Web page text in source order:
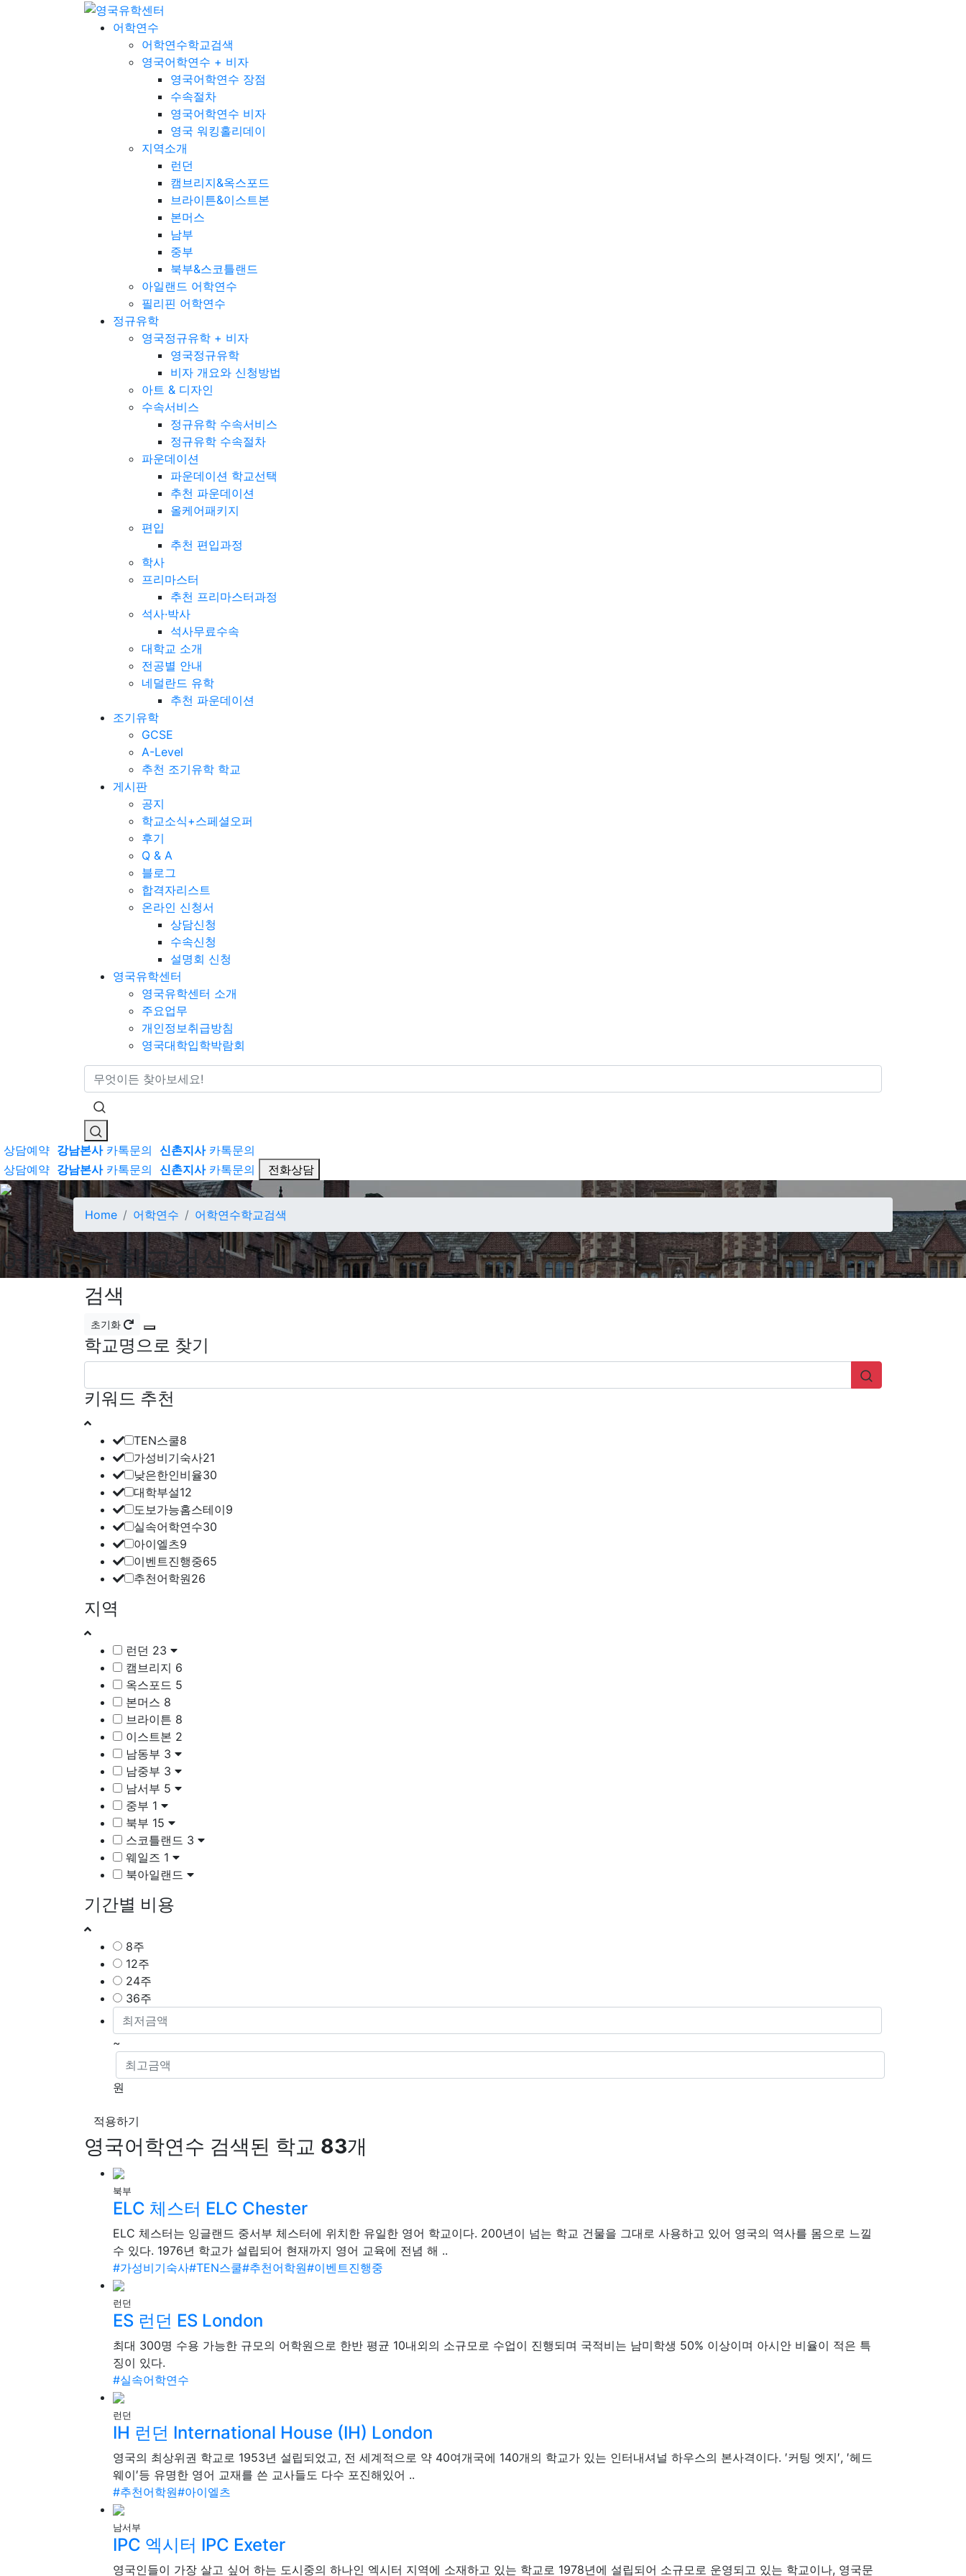
어학연수
어학연수학교검색
영국어학연수 + 비자
영국어학연수 장점
수속절차
영국어학연수 비자
영국 워킹홀리데이
지역소개
런던
캠브리지&옥스포드
브라이튼&이스트본
본머스
남부
중부
북부&스코틀랜드
아일랜드 어학연수
필리핀 어학연수
정규유학
영국정규유학 + 비자
영국정규유학
비자 개요와 신청방법
아트 & 디자인
수속서비스
정규유학 수속서비스
정규유학 수속절차
파운데이션
파운데이션 학교선택
추천 파운데이션
올케어패키지
편입
추천 편입과정
학사
프리마스터
추천 프리마스터과정
석사·박사
석사무료수속
대학교 소개
전공별 안내
네덜란드 유학
추천 파운데이션
조기유학
GCSE
A-Level
추천 조기유학 학교
게시판
공지
학교소식+스페셜오퍼
후기
Q & A
블로그
합격자리스트
온라인 신청서
상담신청
수속신청
설명회 신청
영국유학센터
영국유학센터 소개
주요업무
개인정보취급방침
영국대학입학박람회
통합검색
상담예약 강남본사카톡문의 신촌지사카톡문의
상담예약 강남본사카톡문의 신촌지사카톡문의 전화상담
Home 어학연수 어학연수학교검색
어학연수학교검색
검색
초기화
학교명으로 찾기
키워드 추천
TEN스쿨8
가성비기숙사21
낮은한인비율30
대학부설12
도보가능홈스테이9
실속어학연수30
아이엘츠9
이벤트진행중65
추천어학원26
지역
런던 23
캠브리지 6
옥스포드 5
본머스 8
브라이튼 8
이스트본 2
남동부 3
남중부 3
남서부 5
중부 1
북부 15
스코틀랜드 3
웨일즈 1
북아일랜드
기간별 비용
8주
12주
24주
36주
~
원
적용하기
영국어학연수 검색된 학교 83개
북부
ELC 체스터 ELC Chester
ELC 체스터는 잉글랜드 중서부 체스터에 위치한 유일한 영어 학교이다. 200년이 넘는 학교 건물을 그대로 사용하고 있어 영국의 역사를 몸으로 느낄
수 있다. 1976년 학교가 설립되어 현재까지 영어 교육에 전념 해 ..
#가성비기숙사#TEN스쿨#추천어학원#이벤트진행중
런던
ES 런던 ES London
최대 300명 수용 가능한 규모의 어학원으로 한반 평균 10내외의 소규모로 수업이 진행되며 국적비는 남미학생 50% 이상이며 아시안 비율이 적은 특
징이 있다.
#실속어학연수
런던
IH 런던 International House (IH) London
영국의 최상위권 학교로 1953년 설립되었고, 전 세계적으로 약 40여개국에 140개의 학교가 있는 인터내셔널 하우스의 본사격이다. ′커팅 엣지′, ′헤드
웨이′등 유명한 영어 교재를 쓴 교사들도 다수 포진해있어 ..
#추천어학원#아이엘츠
남서부
IPC 엑시터 IPC Exeter
영국인들이 가장 살고 싶어 하는 도시중의 하나인 엑시터 지역에 소재하고 있는 학교로 1978년에 설립되어 소규모로 운영되고 있는 학교이나, 영국문